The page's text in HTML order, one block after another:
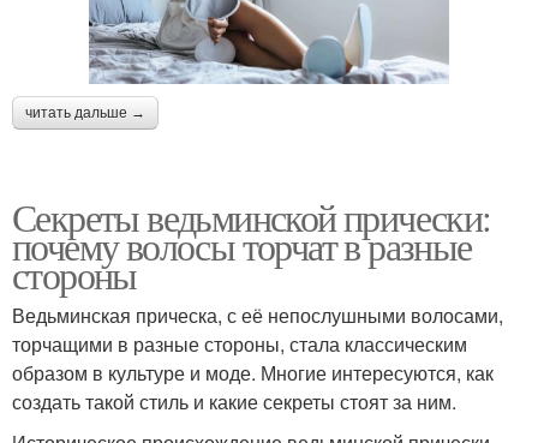
читать дальше →
Секреты ведьминской прически:
почему волосы торчат в разные
стороны
Ведьминская прическа, с её непослушными волосами,
торчащими в разные стороны, стала классическим
образом в культуре и моде. Многие интересуются, как
создать такой стиль и какие секреты стоят за ним.